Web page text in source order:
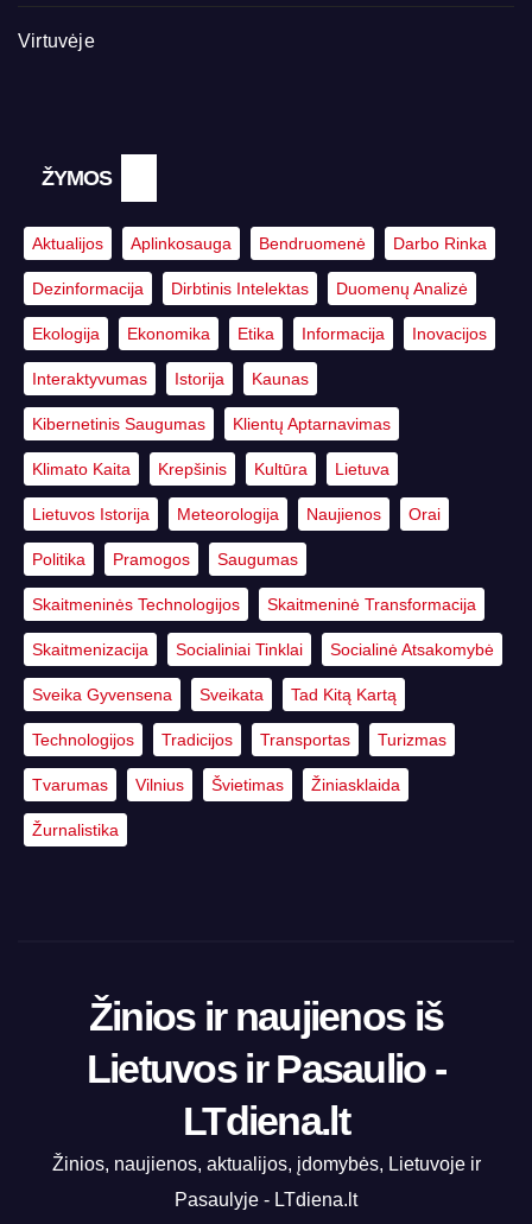
Virtuvėje
ŽYMOS
Aktualijos Aplinkosauga Bendruomenė Darbo Rinka
Dezinformacija Dirbtinis Intelektas Duomenų Analizė
Ekologija Ekonomika Etika Informacija Inovacijos
Interaktyvumas Istorija Kaunas
Kibernetinis Saugumas Klientų Aptarnavimas
Klimato Kaita Krepšinis Kultūra Lietuva
Lietuvos Istorija Meteorologija Naujienos Orai
Politika Pramogos Saugumas
Skaitmeninės Technologijos Skaitmeninė Transformacija
Skaitmenizacija Socialiniai Tinklai Socialinė Atsakomybė
Sveika Gyvensena Sveikata Tad Kitą Kartą
Technologijos Tradicijos Transportas Turizmas
Tvarumas Vilnius Švietimas Žiniasklaida
Žurnalistika
Žinios ir naujienos iš
Lietuvos ir Pasaulio -
LTdiena.lt
Žinios, naujienos, aktualijos, įdomybės, Lietuvoje ir
Pasaulyje - LTdiena.lt